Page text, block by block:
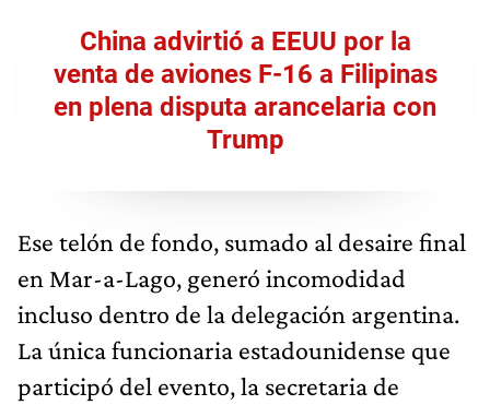
China advirtió a EEUU por la
venta de aviones F-16 a Filipinas
en plena disputa arancelaria con
Trump
Ese telón de fondo, sumado al desaire final
en Mar-a-Lago, generó incomodidad
incluso dentro de la delegación argentina.
La única funcionaria estadounidense que
participó del evento, la secretaria de